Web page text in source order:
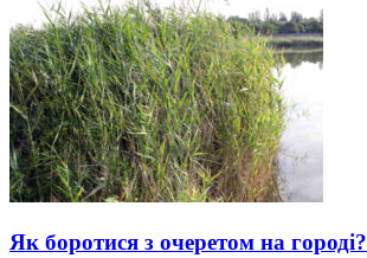
Як боротися з очеретом на городі?